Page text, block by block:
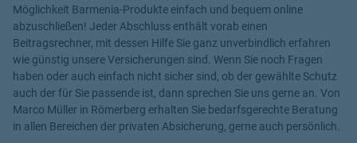
Möglichkeit Barmenia-Produkte einfach und bequem online
abzuschließen! Jeder Abschluss enthält vorab einen
Beitragsrechner, mit dessen Hilfe Sie ganz unverbindlich erfahren
wie günstig unsere Versicherungen sind. Wenn Sie noch Fragen
haben oder auch einfach nicht sicher sind, ob der gewählte Schutz
auch der für Sie passende ist, dann sprechen Sie uns gerne an. Von
Marco Müller in Römerberg erhalten Sie bedarfsgerechte Beratung
in allen Bereichen der privaten Absicherung, gerne auch persönlich.